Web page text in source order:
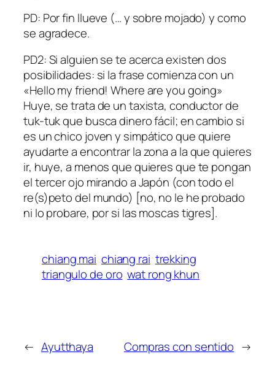
PD: Por fin llueve (… y sobre mojado) y como
se agradece.
PD2: Si alguien se te acerca existen dos
posibilidades: si la frase comienza con un
«Hello my friend! Where are you going»
Huye, se trata de un taxista, conductor de
tuk-tuk que busca dinero fácil; en cambio si
es un chico joven y simpático que quiere
ayudarte a encontrar la zona a la que quieres
ir, huye, a menos que quieres que te pongan
el tercer ojo mirando a Japón (con todo el
re(s)peto del mundo) [no, no le he probado
ni lo probare, por si las moscas tigres].
chiang mai chiang rai trekking
triangulo de oro wat rong khun
← Ayutthaya Compras con sentido →